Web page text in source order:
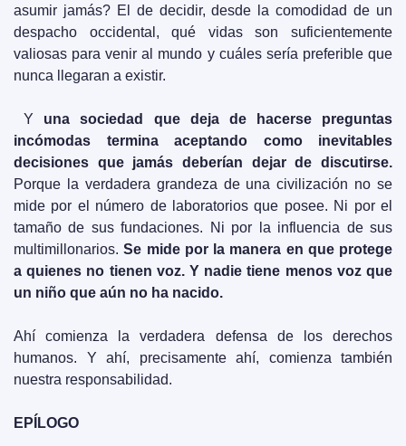
asumir jamás? El de decidir, desde la comodidad de un
despacho occidental, qué vidas son suficientemente
valiosas para venir al mundo y cuáles sería preferible que
nunca llegaran a existir.
Y una sociedad que deja de hacerse preguntas
incómodas termina aceptando como inevitables
Porque la verdadera grandeza de una civilización no se
mide por el número de laboratorios que posee. Ni por el
tamaño de sus fundaciones. Ni por la influencia de sus
multimillonarios. Se mide por la manera en que protege
a quienes no tienen voz. Y nadie tiene menos voz que
un niño que aún no ha nacido.
Ahí comienza la verdadera defensa de los derechos
humanos. Y ahí, precisamente ahí, comienza también
nuestra responsabilidad.
EPÍLOGO